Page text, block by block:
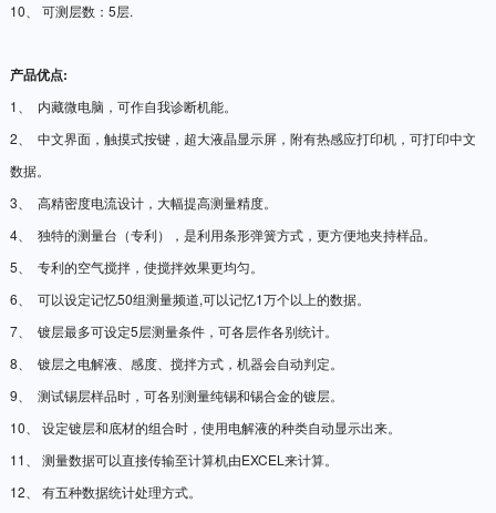
10、 可测层数： 5层.
产品优点:
1、
内藏微电脑，可作自我诊断机能。
2、
中文界面，触摸式按键，超大液晶显示屏，附有热感应打印机，可打印中文
数据。
3、
高精密度电流设计，大幅提高测量精度。
4、
独特的测量台（专利），是利用条形弹簧方式，更方便地夹持样品。
5、
专利的空气搅拌，使搅拌效果更均匀。
6、
可以设定记忆50组测量频道,可以记忆1万个以上的数据。
7、
镀层最多可设定5层测量条件，可各层作各别统计。
8、
镀层之电解液、感度、搅拌方式，机器会自动判定。
9、
测试锡层样品时，可各别测量纯锡和锡合金的镀层。
10、 设定镀层和底材的组合时，使用电解液的种类自动显示出来。
11、 测量数据可以直接传输至计算机由EXCEL 来计算。
12、 有五种数据统计处理方式。